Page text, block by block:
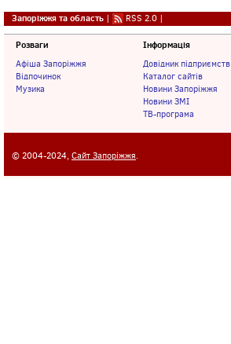
Запоріжжя та область | RSS 2.0 |
Розваги
Афіша Запоріжжя
Відпочинок
Музика
Інформація
Довідник підприємств
Каталог сайтів
Новини Запоріжжя
Новини ЗМІ
ТВ-програма
© 2004-2024, Сайт Запоріжжя.